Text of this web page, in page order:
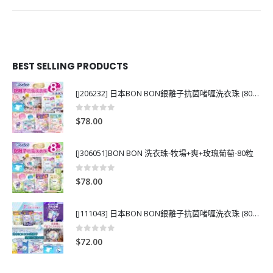
BEST SELLING PRODUCTS
[J206232] 日本BON BON銀離子抗菌啫喱洗衣珠 (80粒)
0out of 5
$78.00
[J306051]BON BON 洗衣珠-牧場+爽+玫瑰葡萄-80粒
0out of 5
$78.00
[J111043] 日本BON BON銀離子抗菌啫喱洗衣珠 (80粒)
0
$72.00